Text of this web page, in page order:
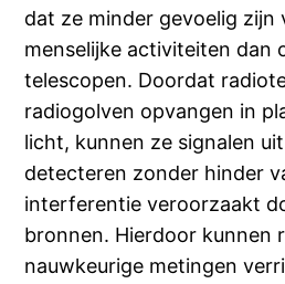
dat ze minder gevoelig
menselijke activiteiten dan
telescopen. Doordat
radiogolven opvangen in
licht, kunnen ze signalen
detecteren zonder hinder
interferentie veroorzaakt
bronnen. Hierdoor kunnen
nauwkeurige metingen